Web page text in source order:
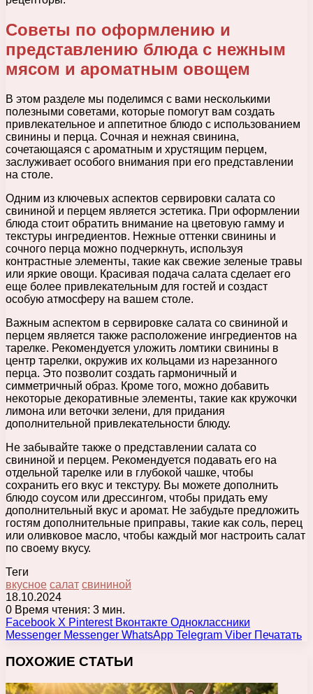
Советы по оформлению и
представлению блюда с нежным
мясом и ароматным овощем
В этом разделе мы поделимся с вами несколькими
полезными советами, которые помогут вам создать
привлекательное и аппетитное блюдо с использованием
свинины и перца. Сочная и нежная свинина,
сочетающаяся с ароматным и хрустящим перцем,
заслуживает особого внимания при его представлении
на столе.
Одним из ключевых аспектов сервировки салата со
свининой и перцем является эстетика. При оформлении
блюда стоит обратить внимание на цветовую гамму и
текстуры ингредиентов. Нежные оттенки свинины и
сочного перца можно подчеркнуть, используя
контрастные элементы, такие как свежие зеленые травы
или яркие овощи. Красивая подача салата сделает его
еще более привлекательным для гостей и создаст
особую атмосферу на вашем столе.
Важным аспектом в сервировке салата со свининой и
перцем является также расположение ингредиентов на
тарелке. Рекомендуется уложить ломтики свинины в
центр тарелки, окружив их кольцами из нарезанного
перца. Это позволит создать гармоничный и
симметричный образ. Кроме того, можно добавить
некоторые декоративные элементы, такие как кружочки
лимона или веточки зелени, для придания
дополнительной привлекательности блюду.
Не забывайте также о представлении салата со
свининой и перцем. Рекомендуется подавать его на
отдельной тарелке или в глубокой чашке, чтобы
сохранить его вкус и текстуру. Вы можете дополнить
блюдо соусом или дрессингом, чтобы придать ему
дополнительный вкус и аромат. Не забудьте предложить
гостям дополнительные приправы, такие как соль, перец
или оливковое масло, чтобы каждый мог настроить салат
по своему вкусу.
Теги
вкусное салат свининой
18.10.2024
0 Время чтения: 3 мин.
Facebook X Pinterest Вконтакте Одноклассники
Messenger Messenger WhatsApp Telegram Viber Печатать
ПОХОЖИЕ СТАТЬИ